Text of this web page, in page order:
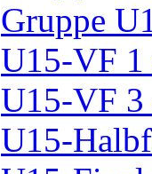
Gruppe
U15-VF
U15-VF
U15-